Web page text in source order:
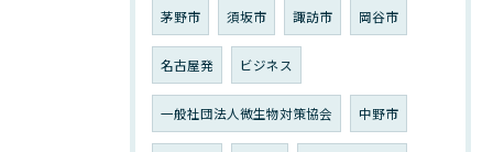
茅野市 須坂市 諏訪市 岡谷市
名古屋発 ビジネス
一般社団法人微生物対策協会 中野市